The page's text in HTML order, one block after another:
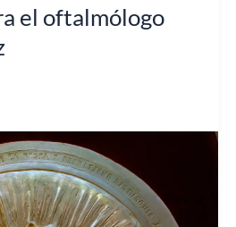
el oftalmólogo